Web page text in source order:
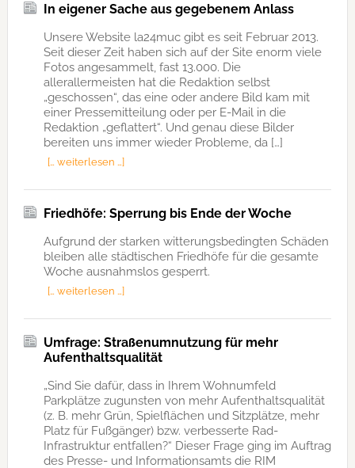
In eigener Sache aus gegebenem Anlass
Unsere Website la24muc gibt es seit Februar 2013.
Seit dieser Zeit haben sich auf der Site enorm viele
Fotos angesammelt, fast 13.000. Die
allerallermeisten hat die Redaktion selbst
„geschossen“, das eine oder andere Bild kam mit
einer Pressemitteilung oder per E-Mail in die
Redaktion „geflattert“. Und genau diese Bilder
bereiten uns immer wieder Probleme, da […]
[… weiterlesen …]
Friedhöfe: Sperrung bis Ende der Woche
Aufgrund der starken witterungsbedingten Schäden
bleiben alle städtischen Friedhöfe für die gesamte
Woche ausnahmslos gesperrt.
[… weiterlesen …]
Umfrage: Straßenumnutzung für mehr
Aufenthaltsqualität
„Sind Sie dafür, dass in Ihrem Wohnumfeld
Parkplätze zugunsten von mehr Aufenthaltsqualität
(z. B. mehr Grün, Spielflächen und Sitzplätze, mehr
Platz für Fußgänger) bzw. verbesserte Rad-
Infrastruktur entfallen?“ Dieser Frage ging im Auftrag
des Presse- und Informationsamts die RIM